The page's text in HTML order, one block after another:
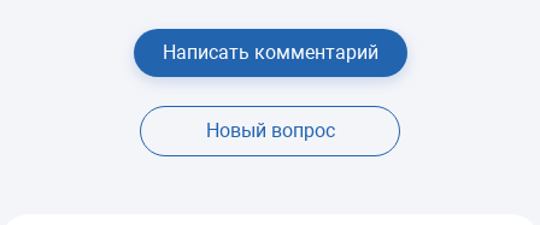
Написать комментарий
Новый вопрос